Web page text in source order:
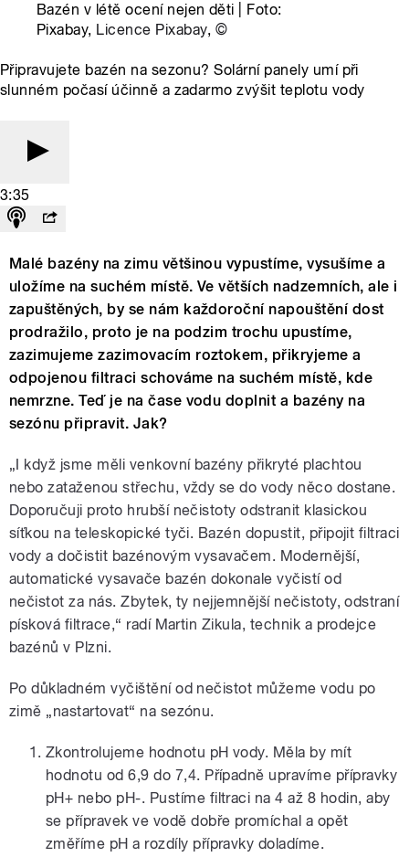
Bazén v létě ocení nejen děti | Foto:
Pixabay, Licence Pixabay, ©
Připravujete bazén na sezonu? Solární panely umí při
slunném počasí účinně a zadarmo zvýšit teplotu vody
3:35
Malé bazény na zimu většinou vypustíme, vysušíme a
uložíme na suchém místě. Ve větších nadzemních, ale i
zapuštěných, by se nám každoroční napouštění dost
prodražilo, proto je na podzim trochu upustíme,
zazimujeme zazimovacím roztokem, přikryjeme a
odpojenou filtraci schováme na suchém místě, kde
nemrzne. Teď je na čase vodu doplnit a bazény na
sezónu připravit. Jak?
„I když jsme měli venkovní bazény přikryté plachtou
nebo zataženou střechu, vždy se do vody něco dostane.
Doporučuji proto hrubší nečistoty odstranit klasickou
síťkou na teleskopické tyči. Bazén dopustit, připojit filtraci
vody a dočistit bazénovým vysavačem. Modernější,
automatické vysavače bazén dokonale vyčistí od
nečistot za nás. Zbytek, ty nejjemnější nečistoty, odstraní
písková filtrace,“ radí Martin Zikula, technik a prodejce
bazénů v Plzni.
Po důkladném vyčištění od nečistot můžeme vodu po
zimě „nastartovat“ na sezónu.
Zkontrolujeme hodnotu pH vody. Měla by mít
hodnotu od 6,9 do 7,4. Případně upravíme přípravky
pH+ nebo pH-. Pustíme filtraci na 4 až 8 hodin, aby
se přípravek ve vodě dobře promíchal a opět
změříme pH a rozdíly přípravky doladíme.